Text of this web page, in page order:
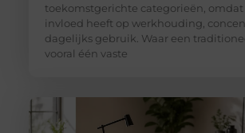
toekomstgerichte categorieën,
invloed heeft op werkhouding,
dagelijks gebruik. Waar een
vooral één vaste